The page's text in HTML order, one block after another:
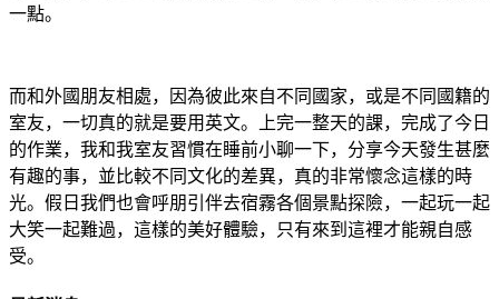
一點。
而和外國朋友相處，因為彼此來自不同國家，或是不同國籍的
室友，一切真的就是要用英文。上完一整天的課，完成了今日
的作業，我和我室友習慣在睡前小聊一下，分享今天發生甚麼
有趣的事，並比較不同文化的差異，真的非常懷念這樣的時
光。假日我們也會呼朋引伴去宿霧各個景點探險，一起玩一起
大笑一起難過，這樣的美好體驗，只有來到這裡才能親自感
受。